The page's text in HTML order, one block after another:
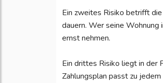
Ein zweites Risiko betrifft
dauern. Wer seine Wohnung
ernst nehmen.
Ein drittes Risiko liegt in der
Zahlungsplan passt zu